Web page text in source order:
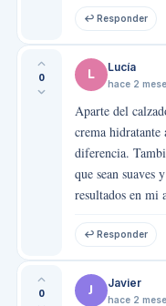
↩ Responder
0 L Lucía
hace 2
Aparte del
crema hidratante
diferencia.
que sean
resultados en mi
↩ Responder
0 J Javier
hace 2